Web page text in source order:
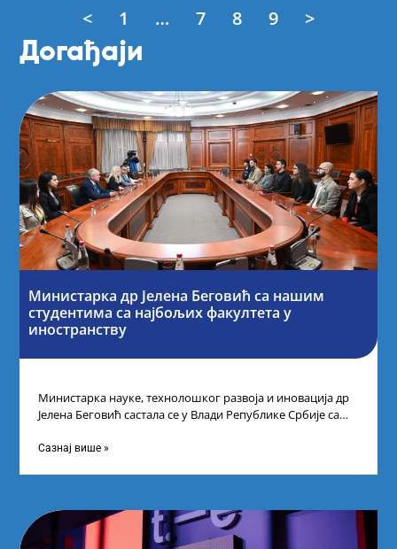
< 1 … 7 8 9 >
Догађаји
Министарка др Јелена Беговић са нашим
студентима са најбољих факултета у
иностранству
Министарка науке, технолошког развоја и иновација др
Јелена Беговић састала се у Влади Републике Србије са
Сазнај више »